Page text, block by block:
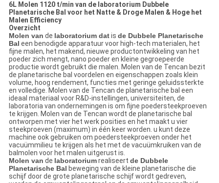
6L Molen 1120 t/min van de laboratorium Dubbele
Planetarische Bal voor het Natte & Droge Malen & Hoge het
Malen Efficiency
Overzicht
Molen van de laboratorium datis de Dubbele Planetarische
Bal een benodigde apparatuur voor high-tech materialen, het
fijne malen, het makend, nieuwe productontwikkeling van het
poeder zich mengt, nano poeder en kleine gegroepeerde
productie wordt gebruikt die malen. Molen van de Tencan bezit
de planetarische bal voordelen en eigenschappen zoals klein
volume, hoog rendement, functies met geringe geluidssterkte
en volledige. Molen van de Tencan de planetarische bal een
ideaal materiaal voor R&D-instellingen, universiteiten, de
laboratoria van ondernemingen is om fijne poedersteekproeven
te krijgen. Molen van de Tencan wordt de planetarische bal
ontworpen met vier het werk posities en het maakt u vier
steekproeven (maximum) in één keer worden. u kunt deze
machine ook gebruiken om poedersteekproeven onder het
vacuümmilieu te krijgen als het met de vacuümkruiken van de
balmolen voor het malen uitgerust is.
Molen van de laboratoriumrealiseert de Dubbele
Planetarische Bal beweging van de kleine planetarische die
schijf door de grote planetarische schijf wordt gedreven,